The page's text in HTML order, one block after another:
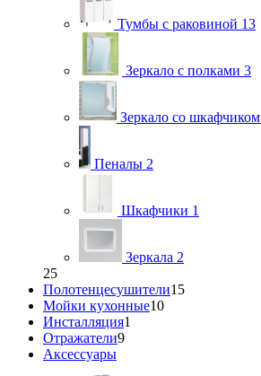
Тумбы с раковиной 13
Зеркало с полками 3
Зеркало со шкафчиком
Пеналы 2
Шкафчики 1
Зеркала 2
25
Полотенцесушители15
Мойки кухонные10
Инсталляция1
Отражатели9
Аксессуары